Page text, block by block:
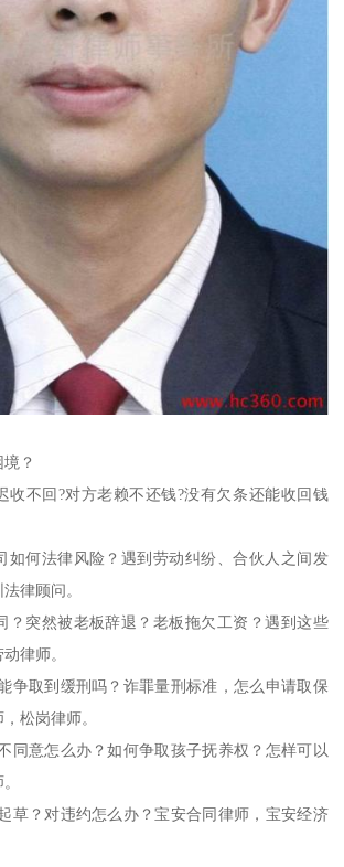
？
收不回?对方老赖不还钱?没有欠条还能收回钱
如何法律风险？遇到劳动纠纷、合伙人之间发
律顾问。
？突然被老板辞退？老板拖欠工资？遇到这些
律师。
争取到缓刑吗？诈罪量刑标准，怎么申请取保
松岗律师。
同意怎么办？如何争取孩子抚养权？怎样可以
草？对违约怎么办？宝安合同律师，宝安经济